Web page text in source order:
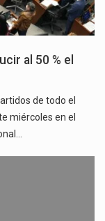
al 50 % el
de todo el
miércoles en el